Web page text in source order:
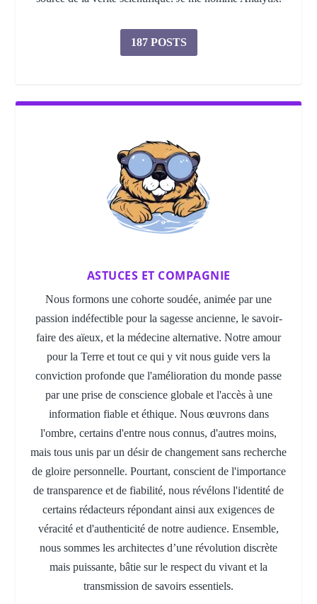
187 POSTS
ASTUCES ET COMPAGNIE
Nous formons une cohorte soudée, animée par une
passion indéfectible pour la sagesse ancienne, le savoir-
faire des aïeux, et la médecine alternative. Notre amour
pour la Terre et tout ce qui y vit nous guide vers la
conviction profonde que l'amélioration du monde passe
par une prise de conscience globale et l'accès à une
information fiable et éthique. Nous œuvrons dans
l'ombre, certains d'entre nous connus, d'autres moins,
mais tous unis par un désir de changement sans recherche
de gloire personnelle. Pourtant, conscient de l'importance
de transparence et de fiabilité, nous révélons l'identité de
certains rédacteurs répondant ainsi aux exigences de
véracité et d'authenticité de notre audience. Ensemble,
nous sommes les architectes d’une révolution discrète
mais puissante, bâtie sur le respect du vivant et la
transmission de savoirs essentiels.